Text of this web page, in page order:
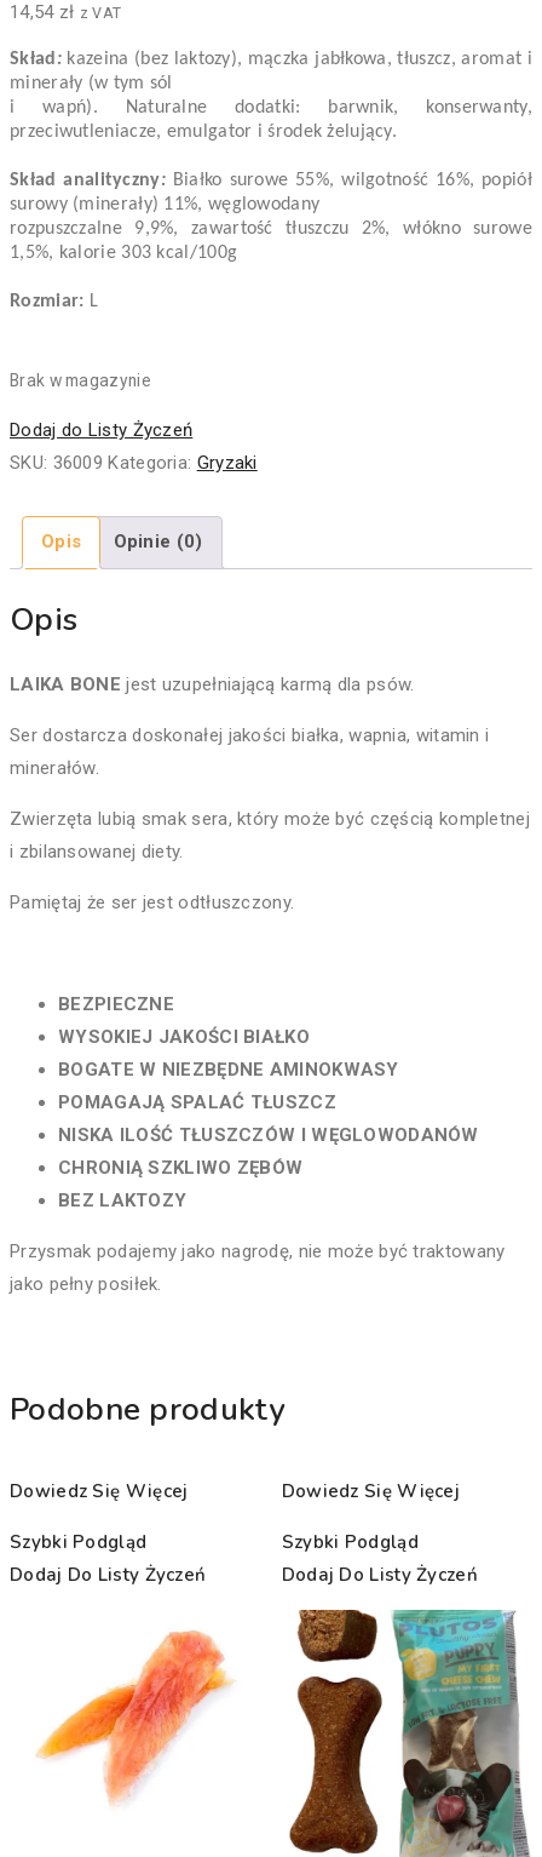
14,54 zł z VAT
Skład : kazeina (bez laktozy), mączka jabłkowa, tłuszcz, aromat i
minerały (w tym sól
i wapń). Naturalne dodatki: barwnik, konserwanty,
przeciwutleniacze, emulgator i środek żelujący.
Skład analityczny: Białko surowe 55%, wilgotność 16%, popiół
surowy (minerały) 11%, węglowodany
rozpuszczalne 9,9%, zawartość tłuszczu 2%, włókno surowe
1,5%, kalorie 303 kcal/100g
Rozmiar: L
Brak w magazynie
Dodaj do Listy Życzeń
SKU: 36009 Kategoria: Gryzaki
Opis Opinie (0)
Opis
LAIKA BONEjest uzupełniającą karmą dla psów.
Ser dostarcza doskonałej jakości białka, wapnia, witamin i
minerałów.
Zwierzęta lubią smak sera, który może być częścią kompletnej
i zbilansowanej diety.
Pamiętaj że ser jest odtłuszczony.
BEZPIECZNE
WYSOKIEJ JAKOŚCI BIAŁKO
BOGATE W NIEZBĘDNE AMINOKWASY
POMAGAJĄ SPALAĆ TŁUSZCZ
NISKA ILOŚĆ TŁUSZCZÓW I WĘGLOWODANÓW
CHRONIĄ SZKLIWO ZĘBÓW
BEZ LAKTOZY
Przysmak podajemy jako nagrodę, nie może być traktowany
jako pełny posiłek.
Podobne produkty
Dowiedz Się Więcej
Szybki Podgląd
Dodaj Do Listy Życzeń
Dowiedz Się Więcej
Szybki Podgląd
Dodaj Do Listy Życzeń